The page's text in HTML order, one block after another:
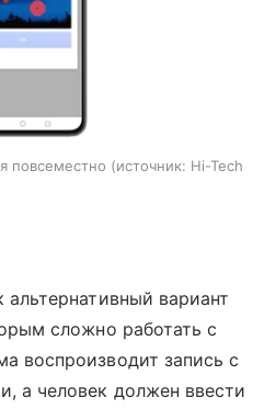
повсеместно источник: Hi-Tech
альтернативный вариант
сложно работать с
воспроизводит запись с
а человек должен ввести